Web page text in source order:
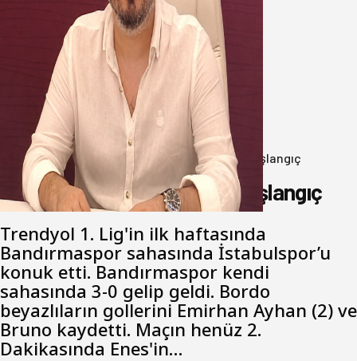
Oğuzbeyi’nden Balıkesirspor
yönetimine cevap : Herkes kendine
yakışanı yapar, buluttan nem
kapmayın!
07 Ağustos 2026
Anasayfa/ Genel/Bandırmaspor’dan 3 gollü başlangıç
Bandırmaspor’dan 3 gollü başlangıç
Trendyol 1. Lig'in ilk haftasında
Bandırmaspor sahasında İstabulspor’u
konuk etti. Bandırmaspor kendi
sahasında 3-0 gelip geldi. Bordo
beyazlıların gollerini Emirhan Ayhan (2) ve
Bruno kaydetti. Maçın henüz 2.
Dakikasında Enes'in…